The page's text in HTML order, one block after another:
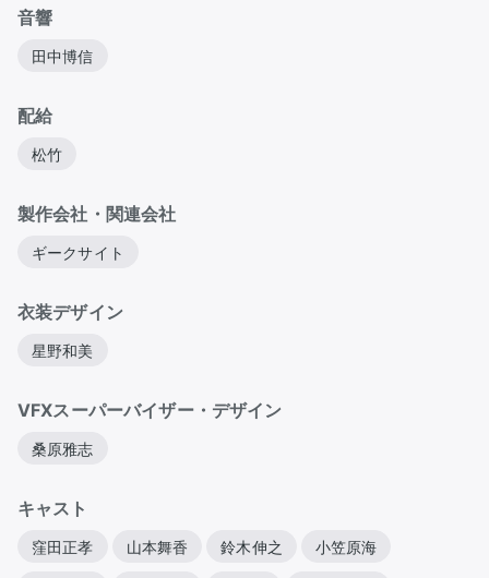
音響
田中博信
配給
松竹
製作会社・関連会社
ギークサイト
衣装デザイン
星野和美
VFXスーパーバイザー・デザイン
桑原雅志
キャスト
窪田正孝 山本舞香 鈴木伸之 小笠原海